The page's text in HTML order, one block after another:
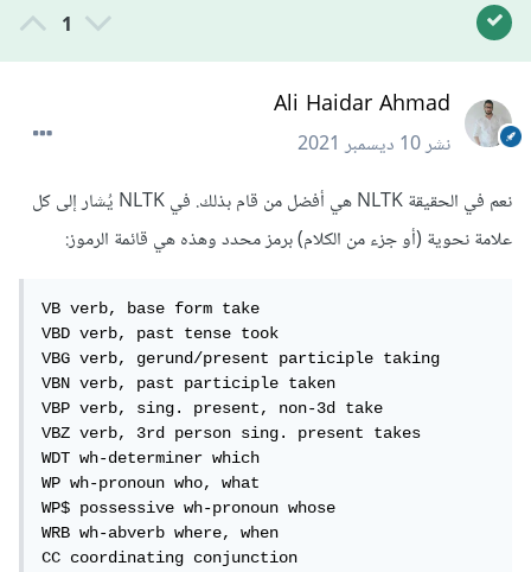
1
Ali Haidar Ahmad
نشر10 ديسمبر 2021
نعم في الحقيقة NLTK هي أفضل من قام بذلك. في NLTK يُشار إلى كل
علامة نحوية (أو جزء من الكلام) برمز محدد وهذه هي قائمة الرموز:
VB verb, base form take
VBD verb, past tense took
VBG verb, gerund/present participle taking
VBN verb, past participle taken
VBP verb, sing. present, non-3d take
VBZ verb, 3rd person sing. present takes
WDT wh-determiner which
WP wh-pronoun who, what
WP$ possessive wh-pronoun whose
WRB wh-abverb where, when
CC coordinating conjunction